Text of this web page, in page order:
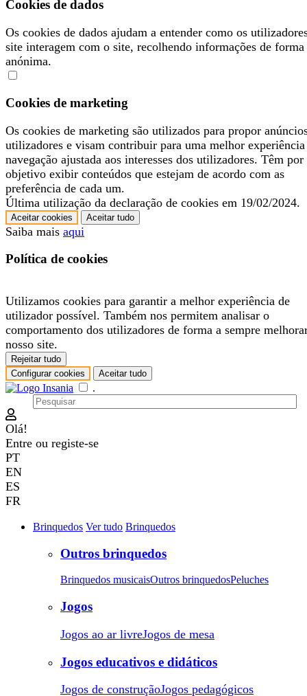
Cookies de dados
Os cookies de dados ajudam a entender como os
site interagem com o site, recolhendo informações de forma
anónima.
Cookies de marketing
Os cookies de marketing são utilizados para propor
utilizadores e visam contribuir para uma melhor experiência
navegação ajustada aos interesses dos utilizadores. Têm por
objetivo exibir conteúdos que estejam de acordo com as
preferência de cada um.
Última utilização da declaração de cookies em 19/02/2024.
Aceitar cookies Aceitar tudo
Saiba mais aqui
Política de cookies
Utilizamos cookies para garantir a melhor experiência de
utilizador possível. Também nos permitem analisar o
comportamento dos utilizadores de forma a sempre
nosso site.
Rejeitar tudo
Configurar cookies
Aceitar tudo
.
Olá!
Entre ou registe-se
PT
EN
ES
FR
Brinquedos Ver tudo Brinquedos
Outros brinquedos
Brinquedos musicaisOutros brinquedosPeluches
Jogos
Jogos ao ar livreJogos de mesa
Jogos educativos e didáticos
Jogos de construçãoJogos pedagógicos